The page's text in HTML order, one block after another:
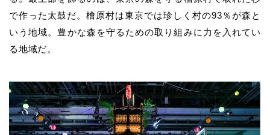
で作った太鼓だ。檜原村は東京では珍しく村の93％が森と
いう地域。豊かな森を守るための取り組みに力を入れてい
る地域だ。